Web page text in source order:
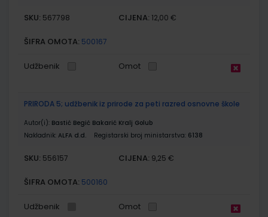
SKU: 567798 CIJENA: 12,00 €
ŠIFRA OMOTA: 500167
Udžbenik Omot
PRIRODA 5; udžbenik iz prirode za peti razred osnovne škole
Autor(i): Bastić Begić Bakarić Kralj Golub
Nakladnik: ALFA d.d. Registarski broj ministarstva: 6138
SKU: 556157 CIJENA: 9,25 €
ŠIFRA OMOTA: 500160
Udžbenik Omot